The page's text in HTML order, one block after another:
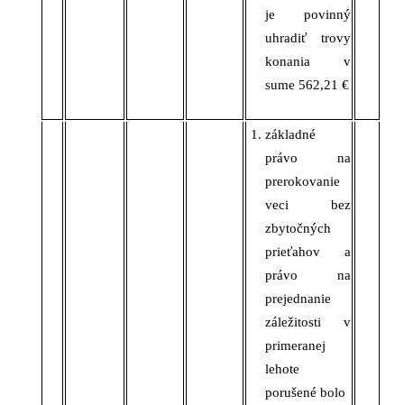
je povinný
uhradiť trovy
konania v
sume 562,21 €
základné
právo na
prerokovanie
veci bez
zbytočných
prieťahov a
právo na
prejednanie
záležitosti v
primeranej
lehote
porušené bolo